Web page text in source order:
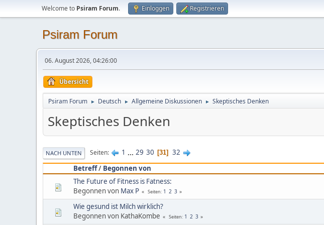
Welcome to Psiram Forum. Einloggen Registrieren
Psiram Forum
06. August 2026, 04:26:00
Übersicht
Psiram Forum ► Deutsch ► Allgemeine Diskussionen ► Skeptisches Denken
Skeptisches Denken
NACH UNTEN Seiten 1 ... 29 30 31
32
Betreff/ Begonnen von
The Future of Fitness is Fatness:
Begonnen von Max P Seiten 1 2 3
Wie gesund ist Milch wirklich?
Begonnen von KathaKombe
Seiten 1 2 3